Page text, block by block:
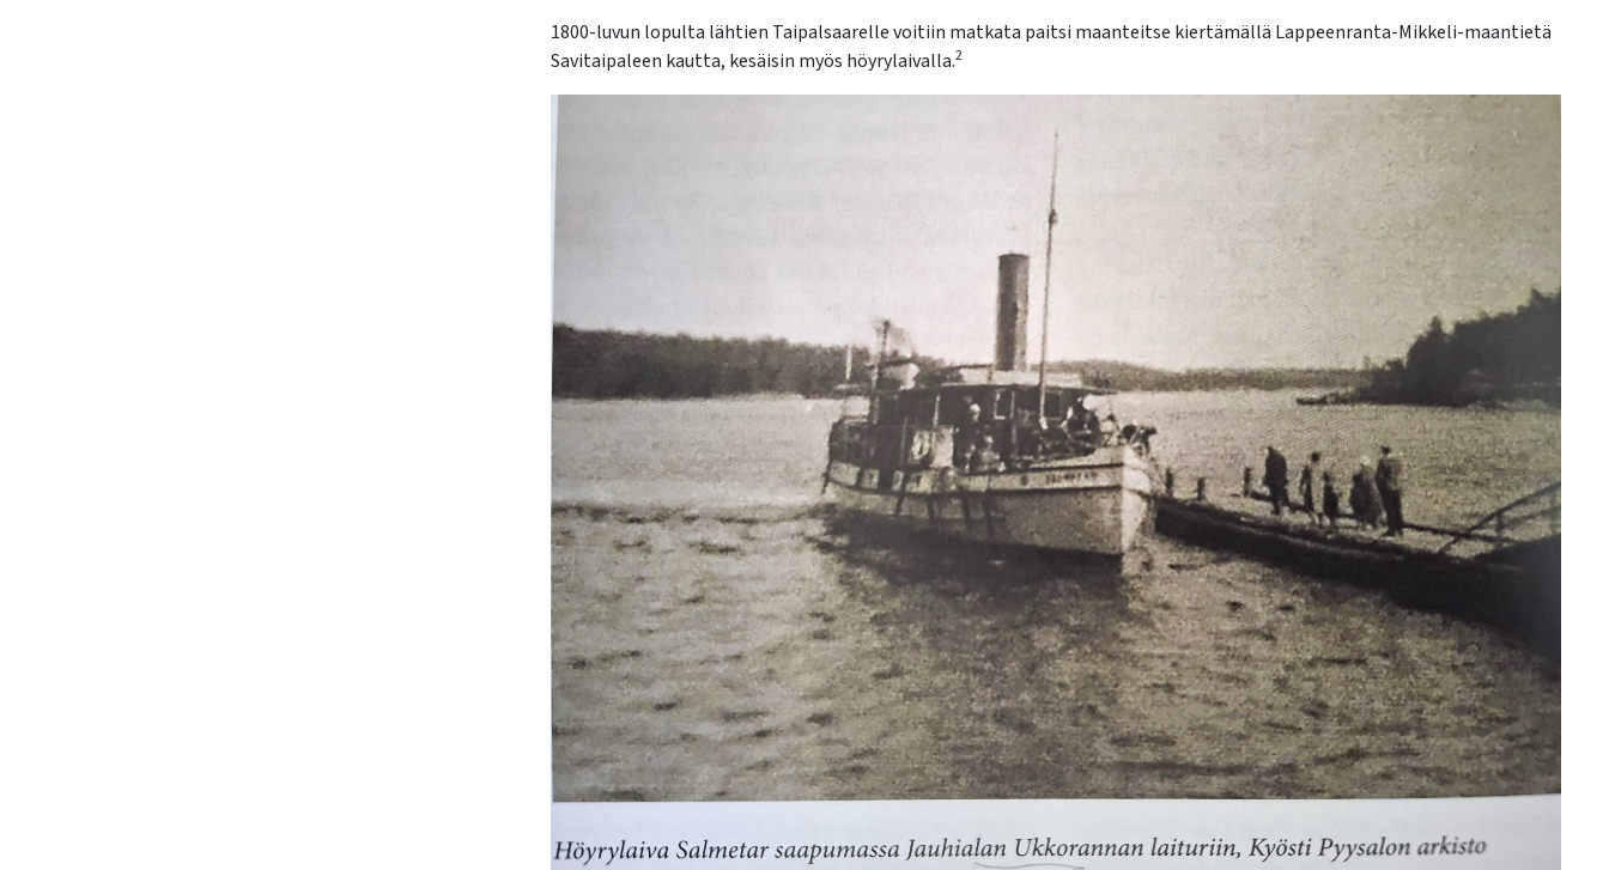
1800-luvun lopulta lähtien Taipalsaarelle voitiin matkata paitsi maanteitse kiertämällä Lappeenranta-Mikkeli-maantietä
Savitaipaleen kautta, kesäisin myös höyrylaivalla.2